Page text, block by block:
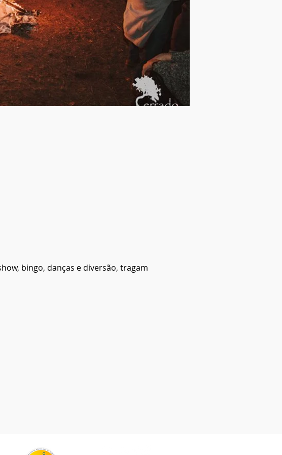
bingo, danças e diversão, tragam